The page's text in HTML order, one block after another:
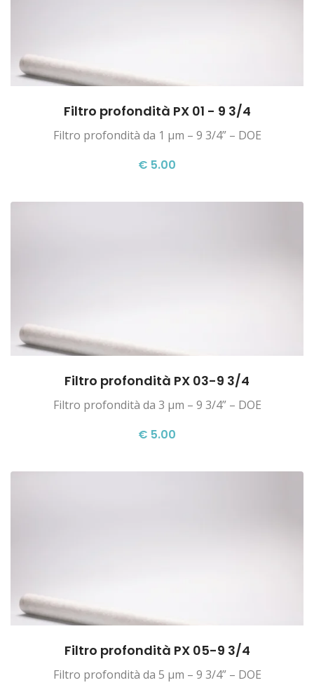
Filtro profondità PX 01 - 9 3/4
Filtro profondità da 1 µm – 9 3/4” – DOE
€ 5.00
Filtro profondità PX 03-9 3/4
Filtro profondità da 3 µm – 9 3/4” – DOE
€ 5.00
Filtro profondità PX 05-9 3/4
Filtro profondità da 5 µm – 9 3/4” – DOE